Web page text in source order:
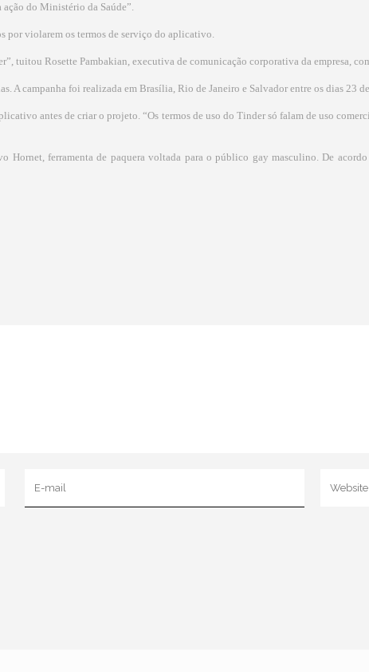
ação do Ministério da Saúde”.
por violarem os termos de serviço do aplicativo.
tuitou Rosette Pambakian, executiva de comunicação corporativa da empresa,
A campanha foi realizada em Brasília, Rio de Janeiro e Salvador entre os dias 23
antes de criar o projeto. “Os termos de uso do Tinder só falam de uso
Hornet, ferramenta de paquera voltada para o público gay masculino. De